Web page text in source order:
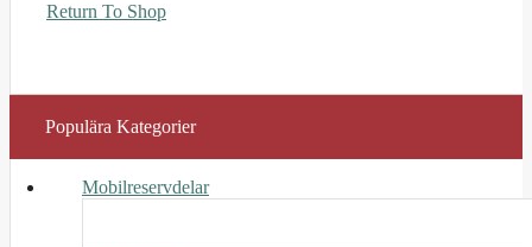
Return To Shop
Populära Kategorier
Mobilreservdelar